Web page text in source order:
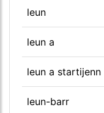
leun
leun a
leun a startijenn
leun-barr